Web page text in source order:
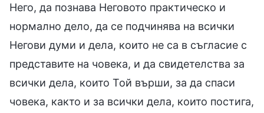
Него, да познава Неговото практическо и
нормално дело, да се подчинява на всички
Негови думи и дела, които не са в съгласие с
представите на човека, и да свидетелства за
всички дела, които Той върши, за да спаси
човека, както и за всички дела, които постига,